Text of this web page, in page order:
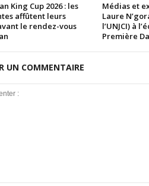
King Cup 2026 : les
affûtent leurs
le rendez-vous
Médias et
Laure
l’UNJCI) à
Première
UN COMMENTAIRE